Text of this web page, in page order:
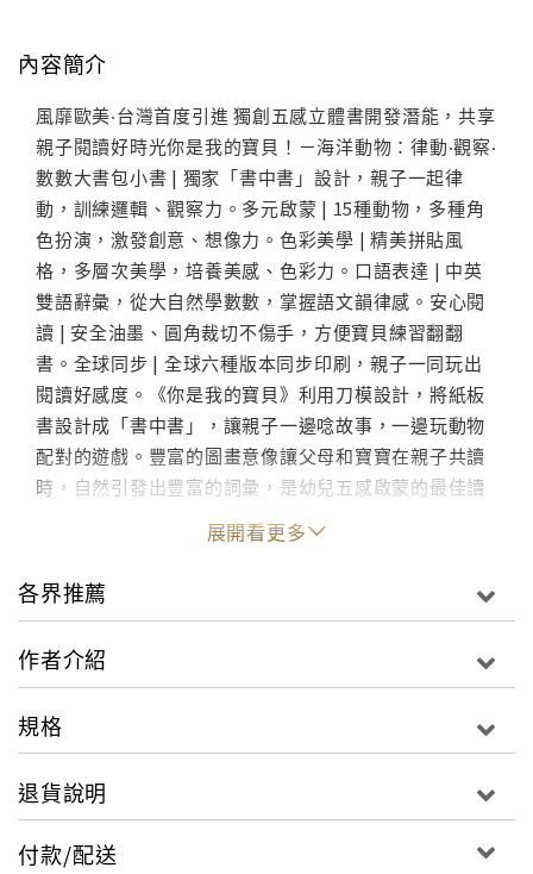
內容簡介
風靡歐美‧台灣首度引進 獨創五感立體書開發潛能，共享
親子閱讀好時光你是我的寶貝！－海洋動物：律動‧觀察‧
數數大書包小書 | 獨家「書中書」設計，親子一起律
動，訓練邏輯、觀察力。多元啟蒙 | 15種動物，多種角
色扮演，激發創意、想像力。色彩美學 | 精美拼貼風
格，多層次美學，培養美感、色彩力。口語表達 | 中英
雙語辭彙，從大自然學數數，掌握語文韻律感。安心閱
讀 | 安全油墨、圓角裁切不傷手，方便寶貝練習翻翻
書。全球同步 | 全球六種版本同步印刷，親子一同玩出
閱讀好感度。《你是我的寶貝》利用刀模設計，將紙板
書設計成「書中書」，讓親子一邊唸故事，一邊玩動物
配對的遊戲。豐富的圖畫意像讓父母和寶寶在親子共讀
時，自然引發出豐富的詞彙，是幼兒五感啟蒙的最佳讀
物。傳遞親子間溫馨的喜悅。2歲，是寶寶語言發展開始
突飛猛的起跑點。為孩子挑選適當的「寶寶繪本」，可
以增加親子對話的空間，和親子共玩的方式。為孩子打
好──眼、耳、口、手、心的五感啟蒙。《你是我的寶
卻創意十足的刀模設計，加上溫馨、可愛的動物拼貼設
親子共讀這件事，常常媽媽講得辛苦，孩子卻不見得受
邊玩，讓寶寶透過觸覺、視知覺、聽知覺來開啟樂趣。
2. 想像力扮演：和孩子玩扮家家酒，讓孩子身歷其境。
3. 挑戰性：在書裡融入「細節觀察」與適當的「認知學
展開看更多
各界推薦
作者介紹
規格
退貨說明
付款/配送